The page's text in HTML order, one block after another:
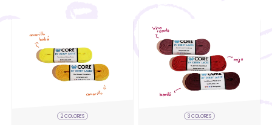
2 COLORES 3 COLORES